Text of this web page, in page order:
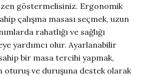
göstermelisiniz. Ergonomik
çalışma masası seçmek, uzun
rahatlığı ve sağlığı
yardımcı olur. Ayarlanabilir
bir masa tercihi yapmak,
oturuş ve duruşuna destek olarak